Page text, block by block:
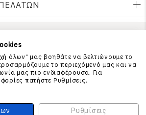
ΜΑΖΙ ΜΑΣ
210 999 4510
αστική μονάδα από σταθερό)
ΣΥΝΑΛΛΑΓΩΝ
όλων" μας βοηθάτε να βελτιώνουμε το
το περιεχόμενό μας και να
μας πιο ενδιαφέρουσα. Για
πατήστε Ρυθμίσεις.
Ρυθμίσεις